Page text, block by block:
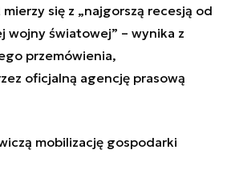
się z „najgorszą recesją od
wojny światowej” – wynika z
przemówienia,
oficjalną agencję prasową
mobilizację gospodarki